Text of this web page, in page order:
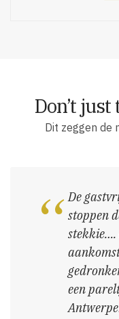
Don’t
Dit zeggen de
De
stoppen
een